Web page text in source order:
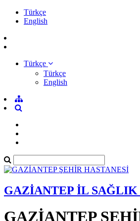
Türkçe
English
Türkçe
Türkçe
English
GAZİANTEP İL
GAZİANTEP